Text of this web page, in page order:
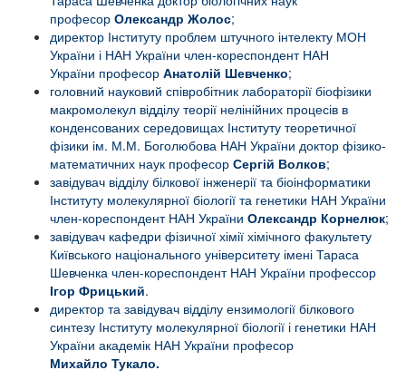
професор Олександр Жолос;
директор Інституту проблем штучного інтелекту МОН
України і НАН України член-кореспондент НАН
України професор Анатолій Шевченко;
головний науковий співробітник лабораторії біофізики
макромолекул відділу теорії нелінійних процесів в
конденсованих середовищах Інституту теоретичної
фізики ім. М.М. Боголюбова НАН України доктор фізико-
математичних наук професор Сергій Волков;
завідувач відділу білкової інженерії та біоінформатики
Інституту молекулярної біології та генетики НАН України
член-кореспондент НАН України Олександр Корнелюк;
завідувач кафедри фізичної хімії хімічного факультету
Київського національного університету імені Тараса
Шевченка член-кореспондент НАН України профессор
Ігор Фрицький.
директор та завідувач відділу ензимології білкового
синтезу Інституту молекулярної біології і генетики НАН
України академік НАН України професор
Михайло Тукало.